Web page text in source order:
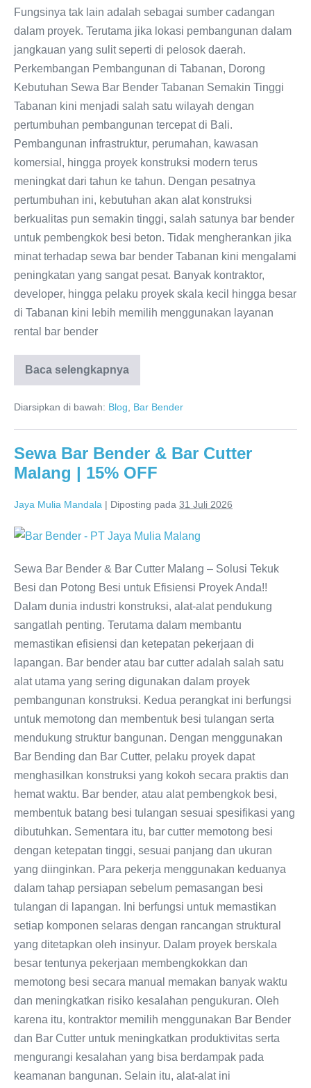
Fungsinya tak lain adalah sebagai sumber cadangan
dalam proyek. Terutama jika lokasi pembangunan dalam
jangkauan yang sulit seperti di pelosok daerah.
Perkembangan Pembangunan di Tabanan, Dorong
Kebutuhan Sewa Bar Bender Tabanan Semakin Tinggi
Tabanan kini menjadi salah satu wilayah dengan
pertumbuhan pembangunan tercepat di Bali.
Pembangunan infrastruktur, perumahan, kawasan
komersial, hingga proyek konstruksi modern terus
meningkat dari tahun ke tahun. Dengan pesatnya
pertumbuhan ini, kebutuhan akan alat konstruksi
berkualitas pun semakin tinggi, salah satunya bar bender
untuk pembengkok besi beton. Tidak mengherankan jika
minat terhadap sewa bar bender Tabanan kini mengalami
peningkatan yang sangat pesat. Banyak kontraktor,
developer, hingga pelaku proyek skala kecil hingga besar
di Tabanan kini lebih memilih menggunakan layanan
rental bar bender
Baca selengkapnya
Diarsipkan di bawah: Blog Bar Bender
Sewa Bar Bender & Bar Cutter
Malang | 15% OFF
Jaya Mulia Mandala | Diposting pada 31 Juli 2026
Sewa Bar Bender & Bar Cutter Malang – Solusi Tekuk
Besi dan Potong Besi untuk Efisiensi Proyek Anda!!
Dalam dunia industri konstruksi, alat-alat pendukung
sangatlah penting. Terutama dalam membantu
memastikan efisiensi dan ketepatan pekerjaan di
lapangan. Bar bender atau bar cutter adalah salah satu
alat utama yang sering digunakan dalam proyek
pembangunan konstruksi. Kedua perangkat ini berfungsi
untuk memotong dan membentuk besi tulangan serta
mendukung struktur bangunan. Dengan menggunakan
Bar Bending dan Bar Cutter, pelaku proyek dapat
menghasilkan konstruksi yang kokoh secara praktis dan
hemat waktu. Bar bender, atau alat pembengkok besi,
membentuk batang besi tulangan sesuai spesifikasi yang
dibutuhkan. Sementara itu, bar cutter memotong besi
dengan ketepatan tinggi, sesuai panjang dan ukuran
yang diinginkan. Para pekerja menggunakan keduanya
dalam tahap persiapan sebelum pemasangan besi
tulangan di lapangan. Ini berfungsi untuk memastikan
setiap komponen selaras dengan rancangan struktural
yang ditetapkan oleh insinyur. Dalam proyek berskala
besar tentunya pekerjaan membengkokkan dan
memotong besi secara manual memakan banyak waktu
dan meningkatkan risiko kesalahan pengukuran. Oleh
karena itu, kontraktor memilih menggunakan Bar Bender
dan Bar Cutter untuk meningkatkan produktivitas serta
mengurangi kesalahan yang bisa berdampak pada
keamanan bangunan. Selain itu, alat-alat ini